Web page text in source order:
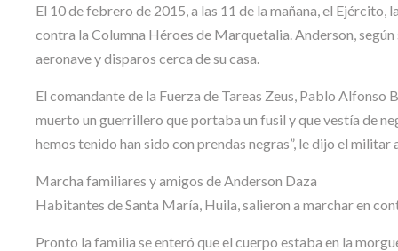
El 10 de febrero de 2015, a las 11 de la mañana, el
contra la Columna Héroes de Marquetalia. Anderson,
aeronave y disparos cerca de su casa.
El comandante de la Fuerza de Tareas Zeus, Pablo
muerto un guerrillero que portaba un fusil y que vestía de
hemos tenido han sido con prendas negras”, le dijo el
Marcha familiares y amigos de Anderson Daza
Habitantes de Santa María, Huila, salieron a marchar en
Pronto la familia se enteró que el cuerpo estaba en la